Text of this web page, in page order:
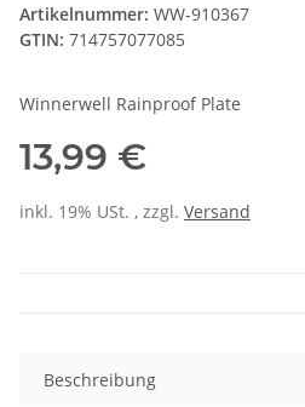
Artikelnummer: WW-910367
GTIN: 714757077085
Winnerwell Rainproof Plate
13,99 €
inkl. 19% USt. , zzgl. Versand
Beschreibung